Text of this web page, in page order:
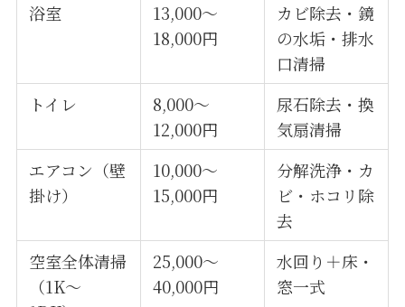
浴室
13,000〜
18,000円
カビ除去・鏡
の水垢・排水
口清掃
トイレ
8,000〜
12,000円
尿石除去・換
気扇清掃
エアコン（壁
掛け）
10,000〜
15,000円
分解洗浄・カ
ビ・ホコリ除
去
空室全体清掃
（1K〜
25,000〜
40,000円
水回り＋床・
窓一式